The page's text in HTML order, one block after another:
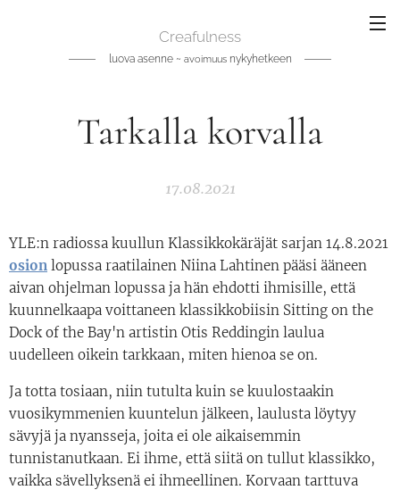
Creafulness
luova asenne ~ avoimuusnykyhetkeen
Tarkalla korvalla
17.08.2021
YLE:n radiossa kuullun Klassikkokäräjät sarjan 14.8.2021
osion lopussa raatilainen Niina Lahtinen pääsi ääneen
aivan ohjelman lopussa ja hän ehdotti ihmisille, että
kuunnelkaapa voittaneen klassikkobiisin Sitting on the
Dock of the Bay'n artistin Otis Reddingin laulua
uudelleen oikein tarkkaan, miten hienoa se on.
Ja totta tosiaan, niin tutulta kuin se kuulostaakin
vuosikymmenien kuuntelun jälkeen, laulusta löytyy
sävyjä ja nyansseja, joita ei ole aikaisemmin
tunnistanutkaan. Ei ihme, että siitä on tullut klassikko,
vaikka sävellyksenä ei ihmeellinen. Korvaan tarttuva